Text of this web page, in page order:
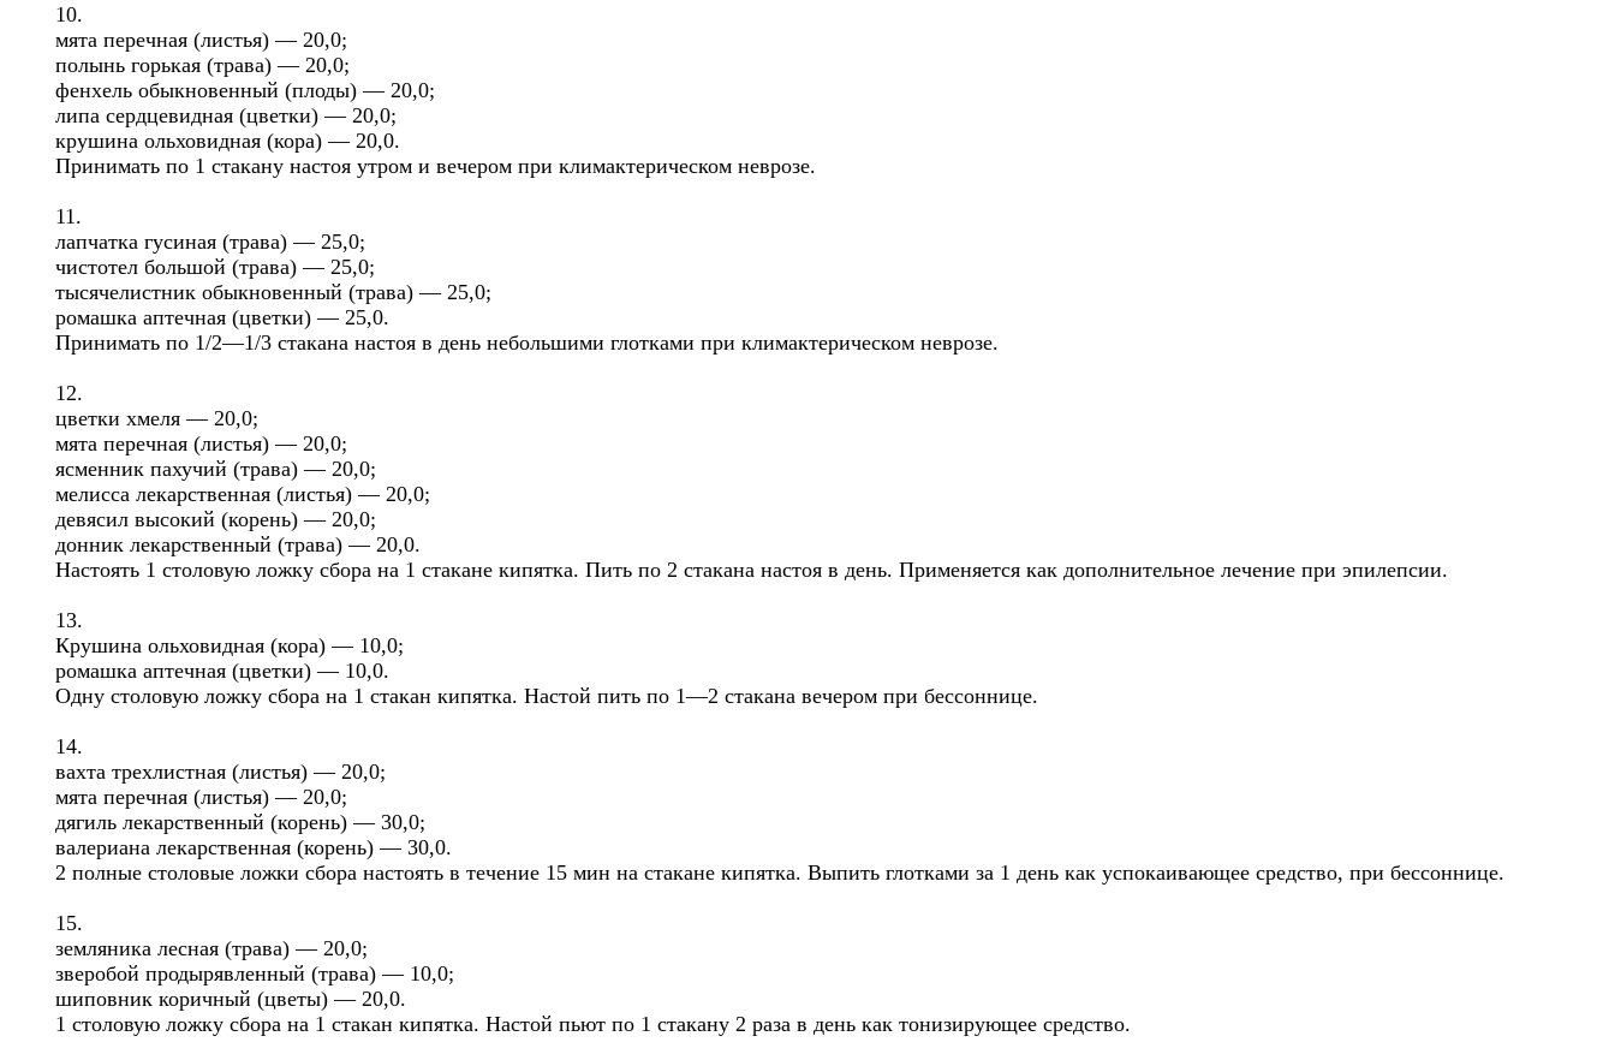
10.
мята перечная (листья) — 20,0;
полынь горькая (трава) — 20,0;
фенхель обыкновенный (плоды) — 20,0;
липа сердцевидная (цветки) — 20,0;
крушина ольховидная (кора) — 20,0.
Принимать по 1 стакану настоя утром и вечером при климактерическом неврозе.
11.
лапчатка гусиная (трава) — 25,0;
чистотел большой (трава) — 25,0;
тысячелистник обыкновенный (трава) — 25,0;
ромашка аптечная (цветки) — 25,0.
Принимать по 1/2—1/3 стакана настоя в день небольшими глотками при климактерическом неврозе.
12.
цветки хмеля — 20,0;
мята перечная (листья) — 20,0;
ясменник пахучий (трава) — 20,0;
мелисса лекарственная (листья) — 20,0;
девясил высокий (корень) — 20,0;
донник лекарственный (трава) — 20,0.
Настоять 1 столовую ложку сбора на 1 стакане кипятка. Пить по 2 стакана настоя в день. Применяется как дополнительное лечение при эпилепсии.
13.
Крушина ольховидная (кора) — 10,0;
ромашка аптечная (цветки) — 10,0.
Одну столовую ложку сбора на 1 стакан кипятка. Настой пить по 1—2 стакана вечером при бессоннице.
14.
вахта трехлистная (листья) — 20,0;
мята перечная (листья) — 20,0;
дягиль лекарственный (корень) — 30,0;
валериана лекарственная (корень) — 30,0.
2 полные столовые ложки сбора настоять в течение 15 мин на стакане кипятка. Выпить глотками за 1 день как успокаивающее средство, при бессоннице.
15.
земляника лесная (трава) — 20,0;
зверобой продырявленный (трава) — 10,0;
шиповник коричный (цветы) — 20,0.
1 столовую ложку сбора на 1 стакан кипятка. Настой пьют по 1 стакану 2 раза в день как тонизирующее средство.